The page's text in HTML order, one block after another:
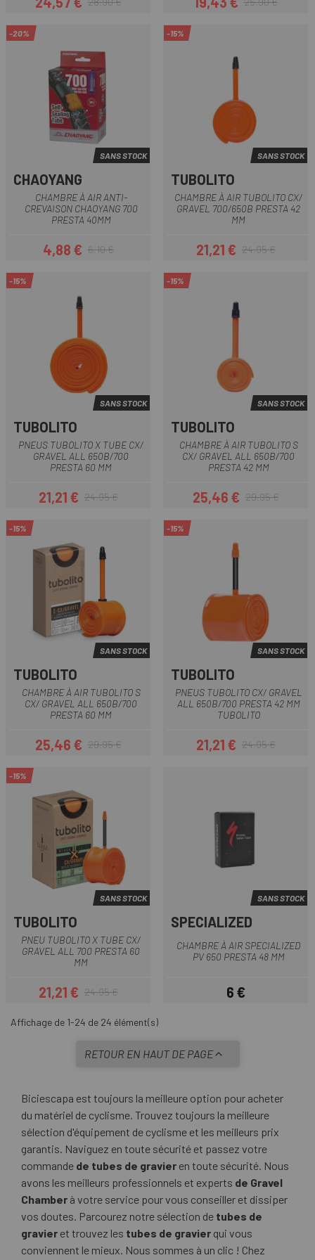
Prix
Prix habituel Prix
Prix habituel
-20%
SANS STOCK
CHAOYANG
CHAMBRE À AIR ANTI-
CREVAISON CHAOYANG 700
PRESTA 40MM
Prix
4,88 €Prix habituel
6,10 €
-15%
SANS STOCK
TUBOLITO
CHAMBRE À AIR TUBOLITO CX/
GRAVEL 700/650B PRESTA 42
MM
Prix
21,21 €Prix habituel
24,95 €
-15%
SANS STOCK
TUBOLITO
PNEUS TUBOLITO X TUBE CX/
GRAVEL ALL 650B/700
PRESTA 60 MM
Prix
21,21 €Prix habituel
24,95 €
-15%
SANS STOCK
TUBOLITO
CHAMBRE À AIR TUBOLITO S
CX/ GRAVEL ALL 650B/700
PRESTA 42 MM
Prix
25,46 €Prix habituel
29,95 €
-15%
SANS STOCK
TUBOLITO
CHAMBRE À AIR TUBOLITO S
CX/ GRAVEL ALL 650B/700
PRESTA 60 MM
Prix
25,46 €Prix habituel
29,95 €
-15%
SANS STOCK
TUBOLITO
PNEUS TUBOLITO CX/ GRAVEL
ALL 650B/700 PRESTA 42 MM
TUBOLITO
Prix
21,21 €Prix habituel
24,95 €
-15%
SANS STOCK
TUBOLITO
PNEU TUBOLITO X TUBE CX/
GRAVEL ALL 700 PRESTA 60
MM
Prix
21,21 €Prix habituel
24,95 €
SANS STOCK
SPECIALIZED
CHAMBRE À AIR SPECIALIZED
PV 650 PRESTA 48 MM
Prix
6 €
Affichage de 1-24 de 24 élément(s)
RETOUR EN HAUT DE PAGE
Biciescapa est toujours la meilleure option pour acheter
du matériel de cyclisme. Trouvez toujours la meilleure
sélection d'équipement de cyclisme et les meilleurs prix
garantis. Naviguez en toute sécurité et passez votre
commande de tubes de gravier en toute sécurité. Nous
avons les meilleurs professionnels et experts de Gravel
Chamber à votre service pour vous conseiller et dissiper
vos doutes. Parcourez notre sélection de tubes de
gravier et trouvez les tubes de gravier qui vous
conviennent le mieux. Nous sommes à un clic ! Chez